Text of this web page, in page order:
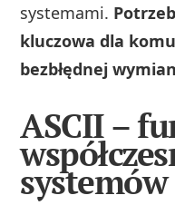
systemami.
kluczowa dla
bezbłędnej
ASCII –